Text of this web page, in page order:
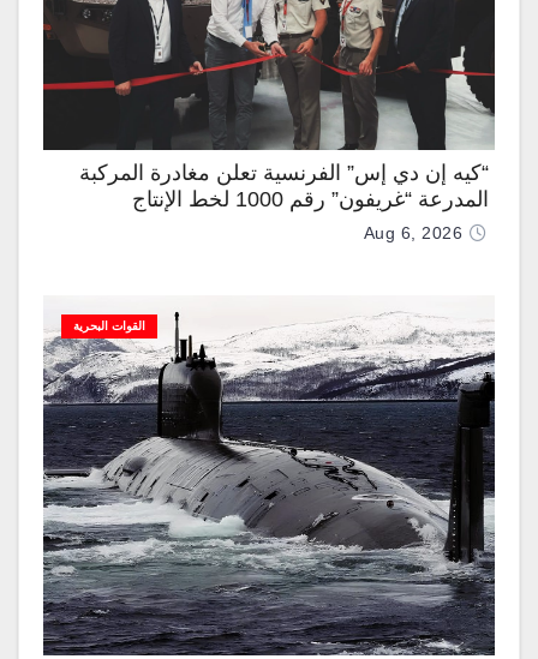
“كيه إن دي إس” الفرنسية تعلن مغادرة المركبة
المدرعة “غريفون” رقم 1000 لخط الإنتاج
Aug 6, 2026
القوات البحرية